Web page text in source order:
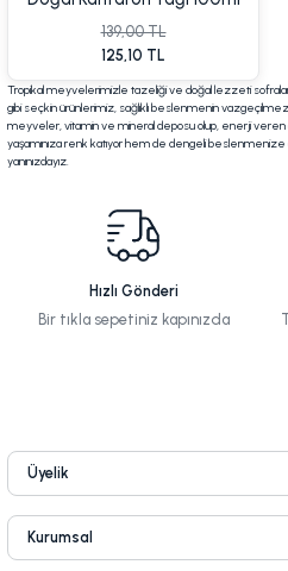
%10 İndirim
(Hypericum perforatum)
139,00 TL
125,10 TL
Tropikal meyvelerimizle tazeliği ve doğal lezzeti
gibi seçkin ürünlerimiz, sağlıklı beslenmenin
meyveler, vitamin ve mineral deposu olup, enerji veren
yaşamınıza renk katıyor hem de dengeli
yanınızdayız.
Hızlı Gönderi
Bir tıkla sepetiniz kapınızda
Üyelik
Kurumsal